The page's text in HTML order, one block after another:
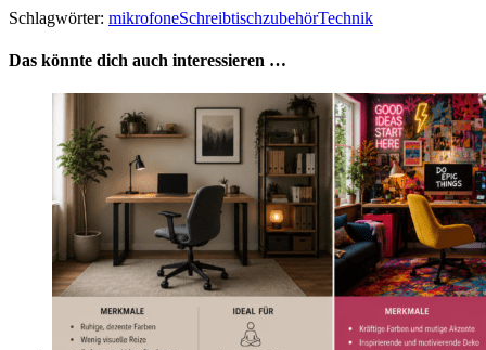
Schlagwörter: mikrofoneSchreibtischzubehörTechnik
Das könnte dich auch interessieren …